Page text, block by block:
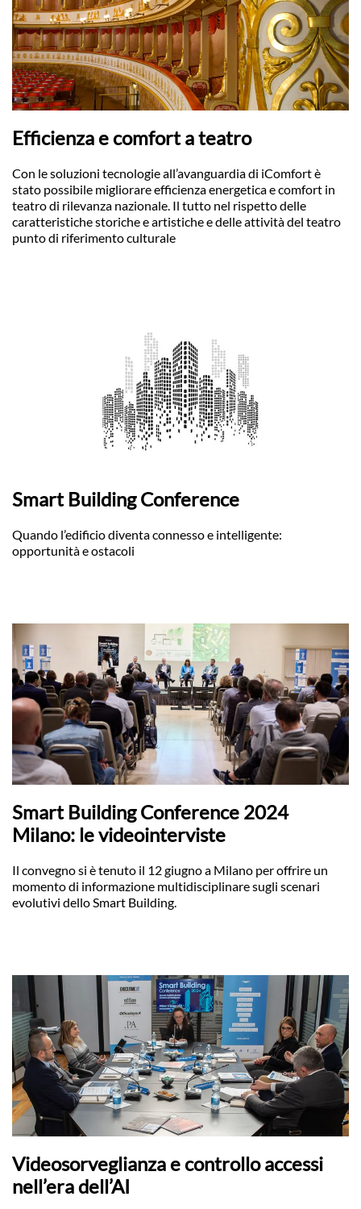
Efficienza e comfort a teatro
Con le soluzioni tecnologie all’avanguardia di iComfort è
stato possibile migliorare efficienza energetica e comfort in
teatro di rilevanza nazionale. Il tutto nel rispetto delle
caratteristiche storiche e artistiche e delle attività del teatro
punto di riferimento culturale
Smart Building Conference
Quando l’edificio diventa connesso e intelligente:
opportunità e ostacoli
Smart Building Conference 2024
Milano: le videointerviste
Il convegno si è tenuto il 12 giugno a Milano per offrire un
momento di informazione multidisciplinare sugli scenari
evolutivi dello Smart Building.
Videosorveglianza e controllo accessi
nell’era dell’AI